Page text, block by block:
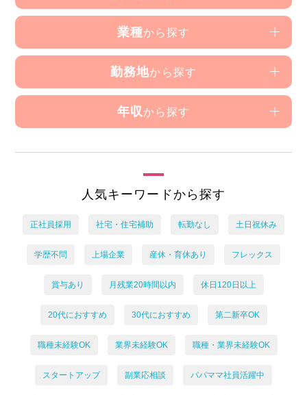
業種から探す
勤務地から探す
年収 から探す
人気キーワードから探す
正社員採用 社宅・住宅補助 転勤なし 土日祝休み
学歴不問 上場企業 産休・育休あり フレックス
賞与あり 月残業20時間以内 休日120日以上
20代におすすめ 30代におすすめ 第二新卒OK
職種未経験OK 業界未経験OK 職種・業界未経験OK
スタートアップ 副業応相談 パパママ社員活躍中